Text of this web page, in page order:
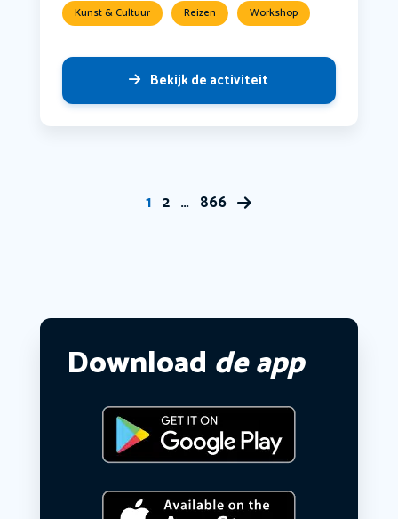
Kunst & Cultuur Reizen Workshop
Bekijk de activiteit
1 2 … 866
Download de app